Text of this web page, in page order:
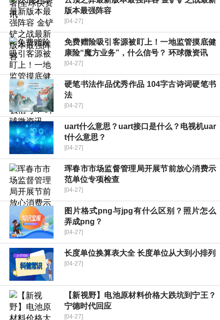
版本最强阵容
[04-27]
免费赠险吸引客源被盯上！一地监管摸底健
康险“魔方业务”，什么信号？ 环球微资讯
[04-27]
硬笔书法作品优秀作品 104字古诗词硬笔书
法
[04-27]
uart什么意思？uart接口是什么？电视机uar
t什么意思？
[04-27]
珲春市市场监督管理局开展节前放心消费示
范单位专项检查
[04-27]
图片格式png与jpg有什么区别？照片怎么
弄成png？
[04-27]
长度单位换算表大全 长度单位从大到小排列
[04-27]
【新视野】电池原材料价格大跌坑到宁王？
宁德时代回应
[04-27]